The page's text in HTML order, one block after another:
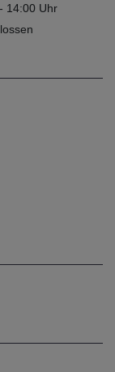
14:00 Uhr